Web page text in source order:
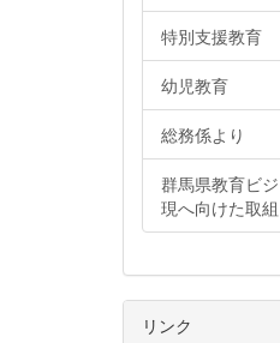
特別支援教育
幼児教育
総務係より
群馬県教育ビ
現へ向けた取組
リンク